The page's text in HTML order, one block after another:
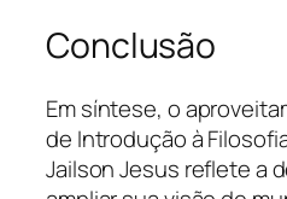
Conclusão
Em síntese, o
de Introdução à
Jailson Jesus reflete a